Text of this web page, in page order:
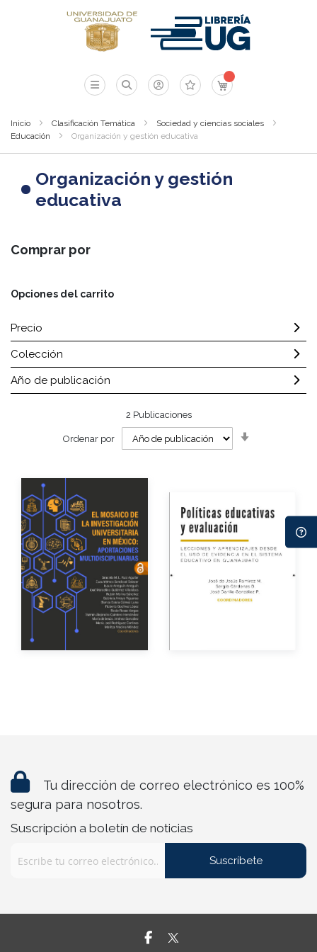
Mi carrito
Inicio Clasificación Temática
Sociedad y ciencias sociales
Educación
Organización y gestión educativa
Organización y gestión
educativa
Comprar por
Opciones del carrito
Precio
Colección
Año de publicación
2 Publicaciones
Ordenar por
Autores
Año de edición
Autores
Año de edición
Tu dirección de correo electrónico es 100%
segura para nosotros.
Suscripción a boletín de noticias
Suscríbete